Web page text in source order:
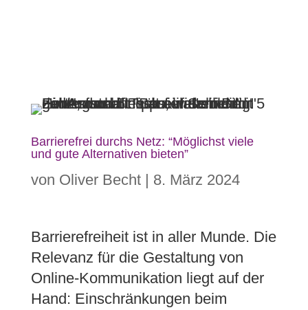
Barrierefrei durchs Netz: “Möglichst viele
und gute Alternativen bieten”
von Oliver Becht| 8. März 2024
Barrierefreiheit ist in aller Munde. Die
Relevanz für die Gestaltung von
Online-Kommunikation liegt auf der
Hand: Einschränkungen beim